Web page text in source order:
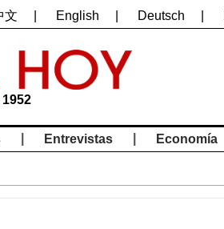
文 English Deutsch
Entrevistas Economía